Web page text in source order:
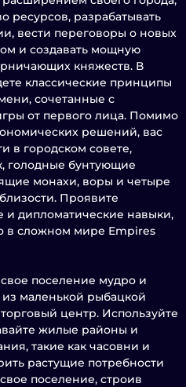
ресурсов, разрабатывать
вести переговоры о новых
и создавать мощную
княжеств. В
классические принципы
сочетанные с
от первого лица. Помимо
решений, вас
в городском совете,
голодные бунтующие
монахи, воры и четыре
Проявите
и дипломатические навыки,
в сложном мире Empires
поселение мудро и
маленькой рыбацкой
центр. Используйте
жилые районы и
такие как часовни и
растущие потребности
поселение, строив